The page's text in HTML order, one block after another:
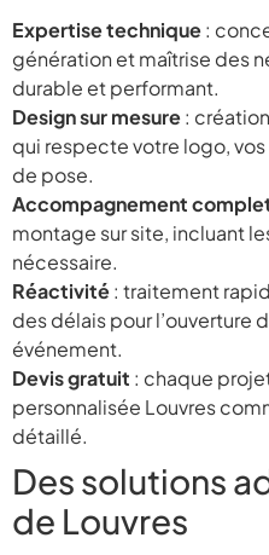
Expertise technique:
génération et maîtrise des
durable et performant.
Design sur mesure:
qui respecte votre logo,
de pose.
Accompagnement
montage sur site, incluant
nécessaire.
Réactivité: traitement
des délais pour l’ouverture
événement.
Devis gratuit : chaque
personnalisée Louvres
détaillé.
Des solutions
de Louvres